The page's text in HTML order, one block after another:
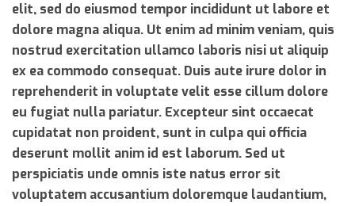
elit, sed do eiusmod tempor incididunt ut labore et
dolore magna aliqua. Ut enim ad minim veniam, quis
nostrud exercitation ullamco laboris nisi ut aliquip
ex ea commodo consequat. Duis aute irure dolor in
reprehenderit in voluptate velit esse cillum dolore
eu fugiat nulla pariatur. Excepteur sint occaecat
cupidatat non proident, sunt in culpa qui officia
deserunt mollit anim id est laborum. Sed ut
perspiciatis unde omnis iste natus error sit
voluptatem accusantium doloremque laudantium,